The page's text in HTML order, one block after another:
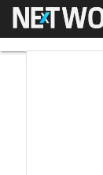
Menu